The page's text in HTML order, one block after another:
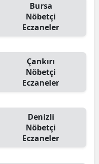
Bursa
Nöbetçi
Eczaneler
Çankırı
Nöbetçi
Eczaneler
Denizli
Nöbetçi
Eczaneler